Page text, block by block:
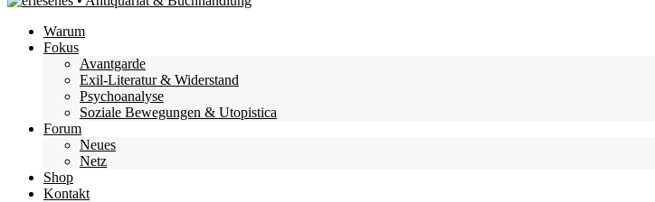
Warum
Fokus
Avantgarde
Exil-Literatur & Widerstand
Psychoanalyse
Soziale Bewegungen & Utopistica
Forum
Neues
Netz
Shop
Kontakt